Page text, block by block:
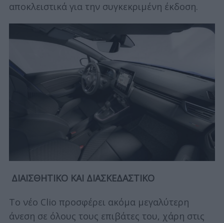
αποκλειστικά για την συγκεκριμένη έκδοση.
ΔΙΑΙΣΘΗΤΙΚΟ ΚΑΙ ΔΙΑΣΚΕΔΑΣΤΙΚΟ
Το νέο Clio προσφέρει ακόμα μεγαλύτερη
άνεση σε όλους τους επιβάτες του, χάρη στις